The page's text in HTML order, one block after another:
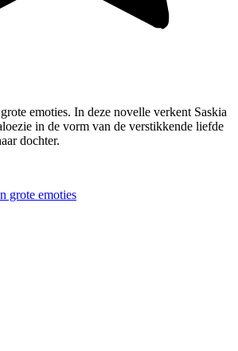
emoties. In deze novelle verkent Saskia
in de vorm van de verstikkende liefde
dochter.
grote emoties